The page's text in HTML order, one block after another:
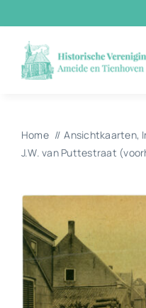
naar
inhoud
Home Ansichtkaarten
J.W. van Puttestraat